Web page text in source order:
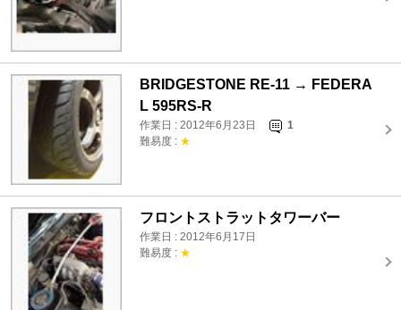
BRIDGESTONE RE-11 → FEDERA
L 595RS-R
作業日 : 2012年6月23日
1
難易度 : ★
フロントストラットタワーバー
作業日 : 2012年6月17日
難易度 : ★